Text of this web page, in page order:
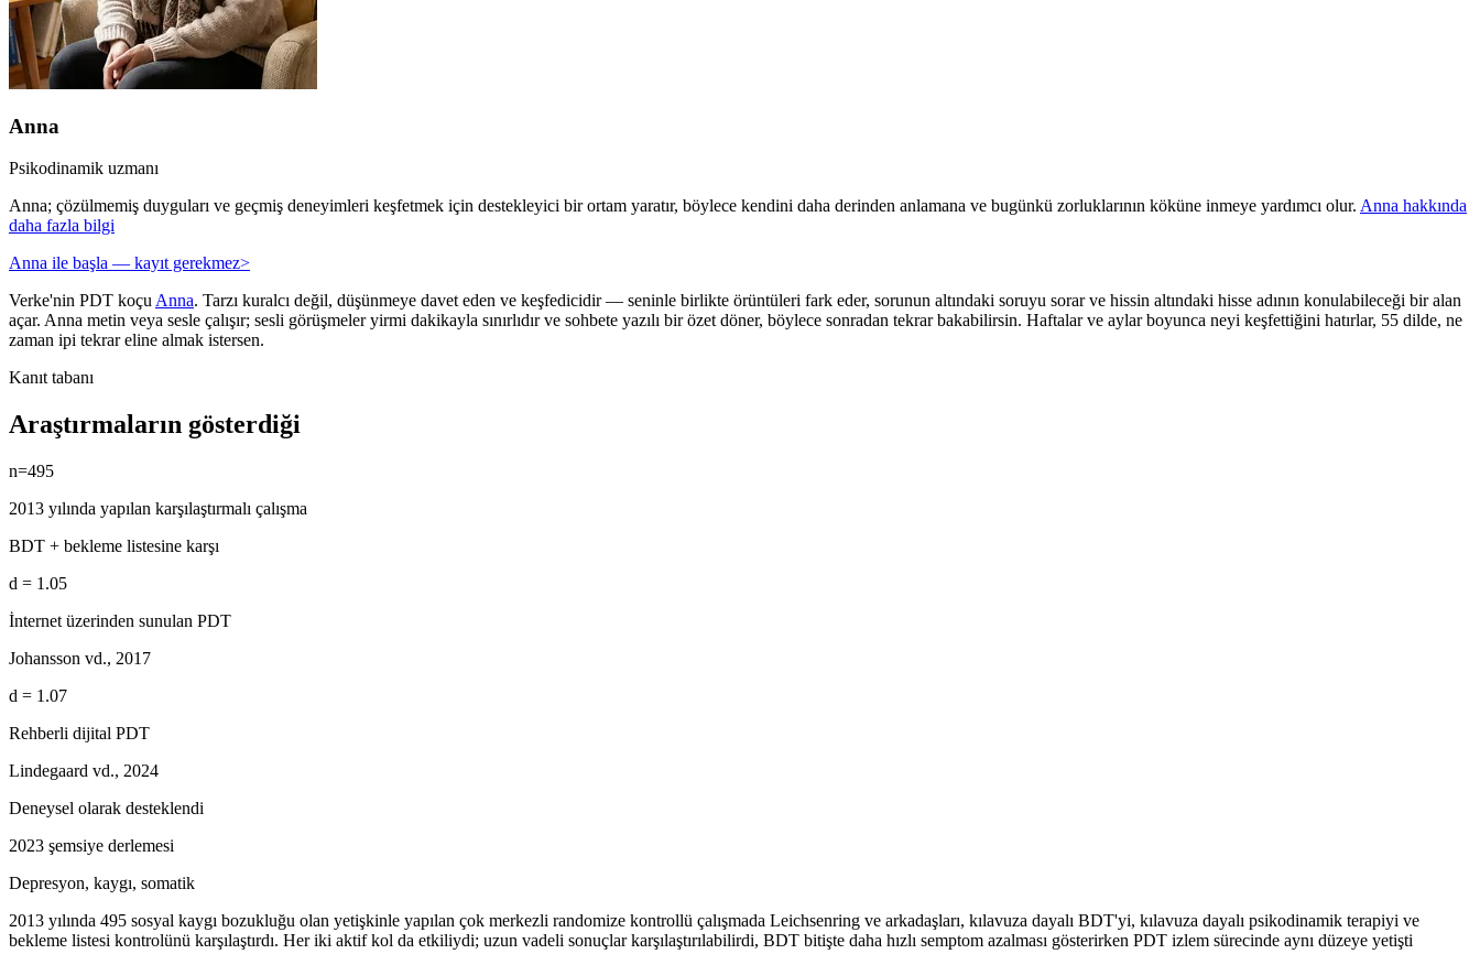
Anna
Psikodinamik uzmanı
Anna; çözülmemiş duyguları ve geçmiş deneyimleri keşfetmek için destekleyici bir ortam yaratır, böylece kendini daha derinden anlamana ve bugünkü zorluklarının köküne inmeye yardımcı olur. Anna hakkında
daha fazla bilgi
Anna ile başla — kayıt gerekmez>
Verke'nin PDT koçuAnna. Tarzı kuralcı değil, düşünmeye davet eden ve keşfedicidir — seninle birlikte örüntüleri fark eder, sorunun altındaki soruyu sorar ve hissin altındaki hisse adının konulabileceği bir alan
açar. Anna metin veya sesle çalışır; sesli görüşmeler yirmi dakikayla sınırlıdır ve sohbete yazılı bir özet döner, böylece sonradan tekrar bakabilirsin. Haftalar ve aylar boyunca neyi keşfettiğini hatırlar, 55 dilde, ne
zaman ipi tekrar eline almak istersen.
Kanıt tabanı
Araştırmaların gösterdiği
n=495
2013 yılında yapılan karşılaştırmalı çalışma
BDT + bekleme listesine karşı
d = 1.05
İnternet üzerinden sunulan PDT
Johansson vd., 2017
d = 1.07
Rehberli dijital PDT
Lindegaard vd., 2024
Deneysel olarak desteklendi
2023 şemsiye derlemesi
Depresyon, kaygı, somatik
2013 yılında 495 sosyal kaygı bozukluğu olan yetişkinle yapılan çok merkezli randomize kontrollü çalışmada Leichsenring ve arkadaşları, kılavuza dayalı BDT'yi, kılavuza dayalı psikodinamik terapiyi ve
bekleme listesi kontrolünü karşılaştırdı. Her iki aktif kol da etkiliydi; uzun vadeli sonuçlar karşılaştırılabilirdi, BDT bitişte daha hızlı semptom azalması gösterirken PDT izlem sürecinde aynı düzeye yetişti